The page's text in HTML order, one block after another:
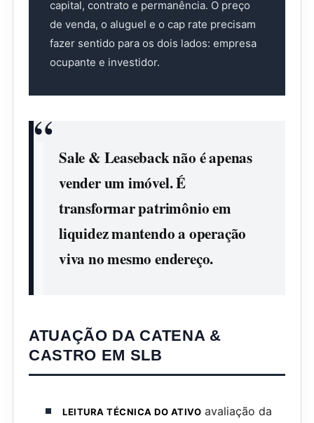
capital, contrato e permanência. O preço
de venda, o aluguel e o cap rate precisam
fazer sentido para os dois lados: empresa
ocupante e investidor.
Sale & Leaseback não é apenas
vender um imóvel. É
transformar patrimônio em
liquidez mantendo a operação
viva no mesmo endereço.
ATUAÇÃO DA CATENA &
CASTRO EM SLB
LEITURA TÉCNICA DO ATIVO avaliação da